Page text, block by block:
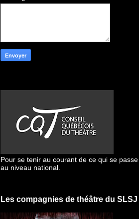
Pour se tenir au courant de ce qui se passe
au niveau national.
Les compagnies de théâtre du SLSJ